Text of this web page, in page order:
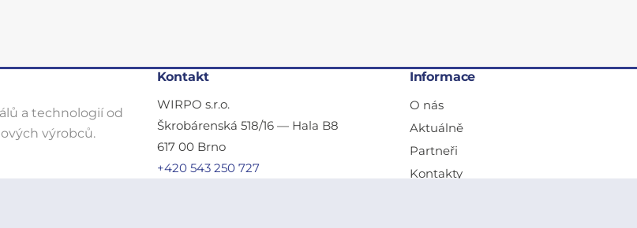
a technologií od
výrobců.
Kontakt
WIRPO s.r.o.
Škrobárenská 518/16 — Hala B8
617 00 Brno
+420 543 250 727
Informace
O nás
Aktuálně
Partneři
Kontakty